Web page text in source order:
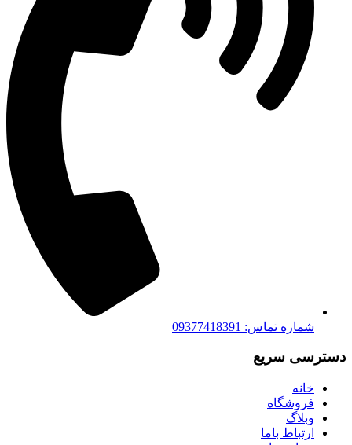
شماره تماس: 09377418391
دسترسی سریع
خانه
فروشگاه
وبلاگ
ارتباط باما